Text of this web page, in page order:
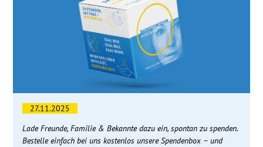
27.11.2025
Lade Freunde, Familie & Bekannte dazu ein, spontan zu spenden.
Bestelle einfach bei uns kostenlos unsere Spendenbox – und